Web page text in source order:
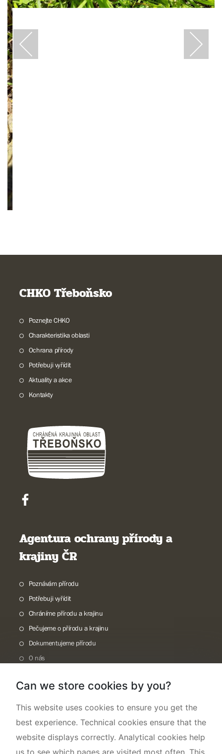
CHKO Třeboňsko
Poznejte CHKO
Charakteristika oblasti
Ochrana přírody
Potřebuji vyřídit
Aktuality a akce
Kontakty
Agentura ochrany přírody a
krajiny ČR
Poznávám přírodu
Potřebuji vyřídit
Chráníme přírodu a krajinu
Pečujeme o přírodu a krajinu
Dokumentujeme přírodu
O nás
Can we store cookies by you?
This website uses cookies to ensure you get the
best experience. Technical cookies ensure that the
website displays correctly. Analytical cookies help
us to see which pages are visited most often. This